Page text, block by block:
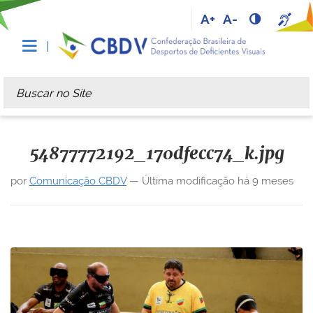
A+ A-
Busca
Busca Avançada…
54877772192_170dfecc74_k.jpg
por Comunicação CBDV— Última modificação há 9 meses